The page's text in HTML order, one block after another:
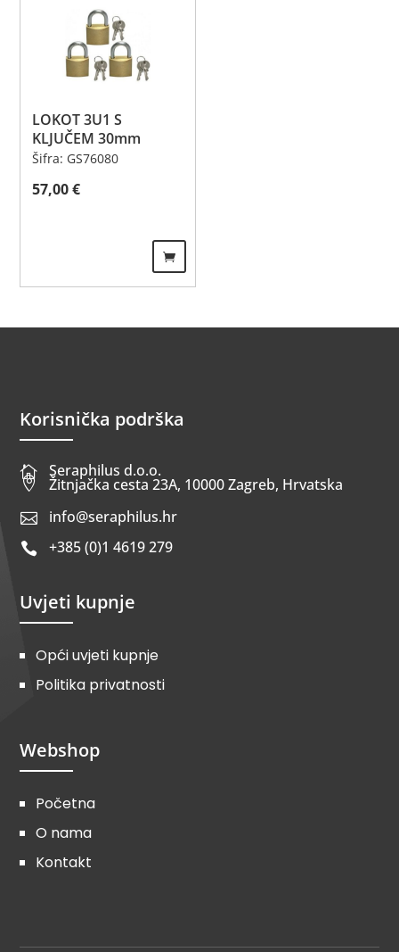
LOKOT 3U1 S
KLJUČEM 30mm
Šifra: GS76080
57,00€
Korisnička podrška
 Seraphilus d.o.o.
 Žitnjačka cesta 23A, 10000 Zagreb, Hrvatska
 info@seraphilus.hr
 +385 (0)1 4619 279
Uvjeti kupnje
Opći uvjeti kupnje
Politika privatnosti
Webshop
Početna
O nama
Kontakt